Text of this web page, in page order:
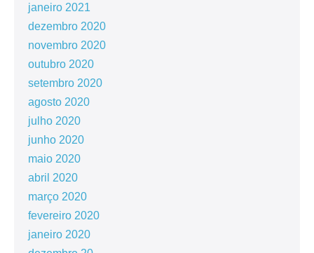
janeiro 2021
dezembro 2020
novembro 2020
outubro 2020
setembro 2020
agosto 2020
julho 2020
junho 2020
maio 2020
abril 2020
março 2020
fevereiro 2020
janeiro 2020